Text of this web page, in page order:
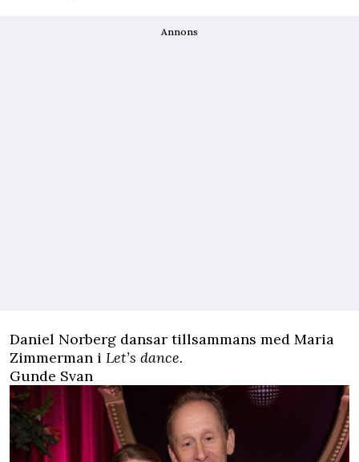
Annons
Daniel Norberg dansar tillsammans med Maria
Zimmerman i Let’s dance.
Gunde Svan